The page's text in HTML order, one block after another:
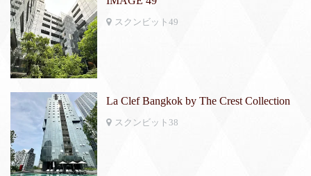
スクンビット49
La Clef Bangkok by The Crest Collection
スクンビット38